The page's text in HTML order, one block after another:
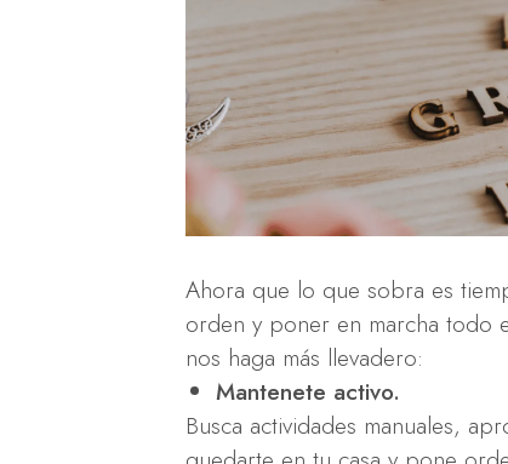
Ahora que lo que sobra es
orden y poner en marcha todo
nos haga más llevadero:
Mantenete activo.
Busca actividades manuales,